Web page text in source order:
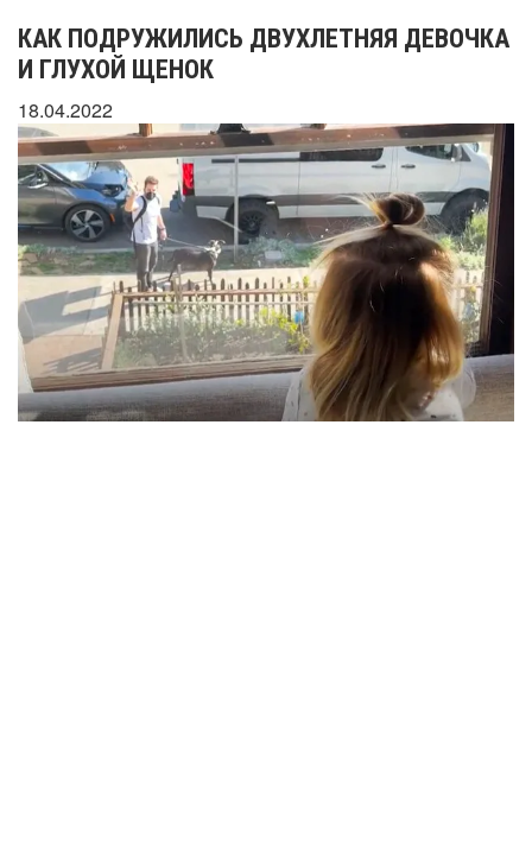
КАК ПОДРУЖИЛИСЬ ДВУХЛЕТНЯЯ ДЕВОЧКА
И ГЛУХОЙ ЩЕНОК
18.04.2022